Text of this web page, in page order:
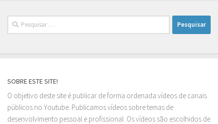
Pesquisar
por:
SOBRE ESTE SITE!
O objetivo deste site é publicar de forma ordenada vídeos de canais
públicos no Youtube. Publicamos vídeos sobre temas de
desenvolvimento pessoal e profissional. Os vídeos são escolhidos de